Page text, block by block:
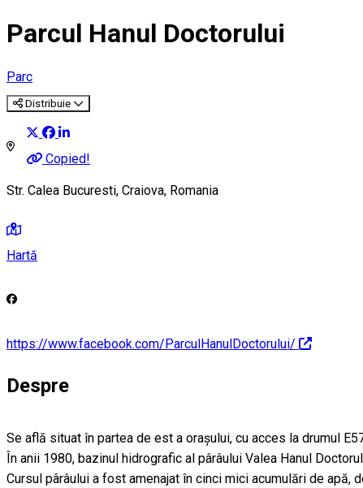
Parcul Hanul Doctorului
Parc
Distribuie
Copied!
Str. Calea Bucuresti, Craiova, Romania
Hartă
https://www.facebook.com/ParculHanulDoctorului/
Despre
Se află situat în partea de est a oraşului, cu acces la drumul
În anii 1980, bazinul hidrografic al pârâului Valea Hanul
Cursul pârâului a fost amenajat în cinci mici acumulări de apă,